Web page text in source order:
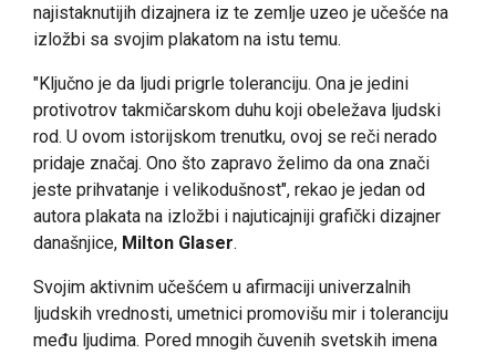
najistaknutijih dizajnera iz te zemlje uzeo je učešće na
izložbi sa svojim plakatom na istu temu.
"Ključno je da ljudi prigrle toleranciju. Ona je jedini
protivotrov takmičarskom duhu koji obeležava ljudski
rod. U ovom istorijskom trenutku, ovoj se reči nerado
pridaje značaj. Ono što zapravo želimo da ona znači
jeste prihvatanje i velikodušnost", rekao je jedan od
autora plakata na izložbi i najuticajniji grafički dizajner
današnjice, Milton Glaser.
Svojim aktivnim učešćem u afirmaciji univerzalnih
ljudskih vrednosti, umetnici promovišu mir i toleranciju
među ljudima. Pored mnogih čuvenih svetskih imena